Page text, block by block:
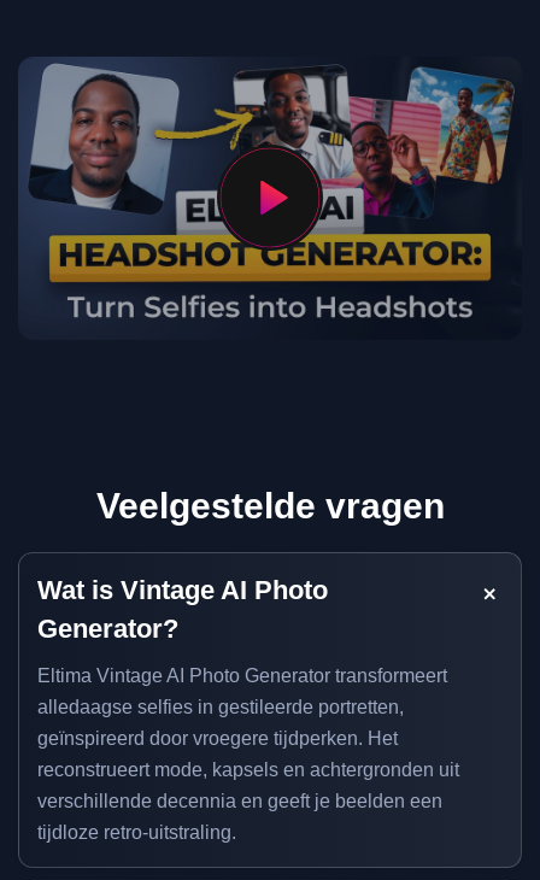
Veelgestelde vragen
Wat is Vintage AI Photo
Generator?
Eltima Vintage AI Photo Generator transformeert
alledaagse selfies in gestileerde portretten,
geïnspireerd door vroegere tijdperken. Het
reconstrueert mode, kapsels en achtergronden uit
verschillende decennia en geeft je beelden een
tijdloze retro-uitstraling.